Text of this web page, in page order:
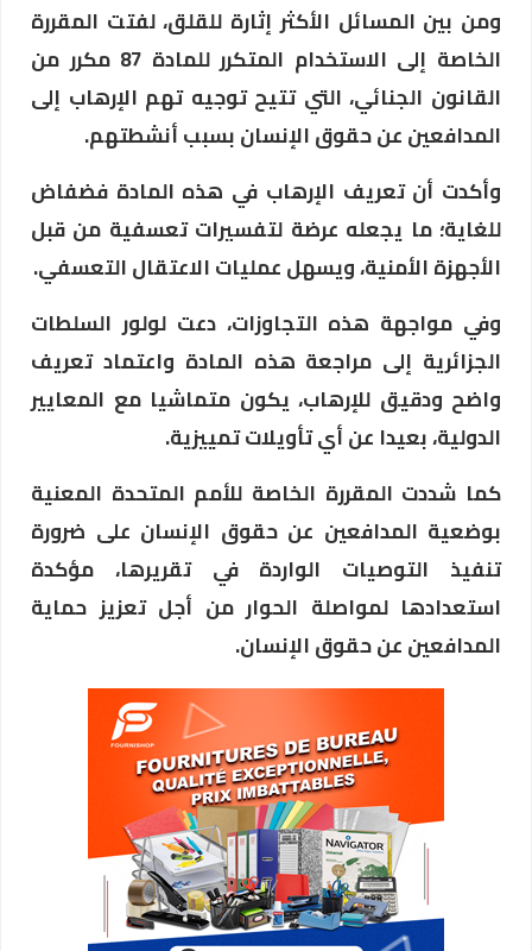
ومن بين المسائل الأكثر إثارة للقلق، لفتت المقررة
الخاصة إلى الاستخدام المتكرر للمادة 87 مكرر من
القانون الجنائي، التي تتيح توجيه تهم الإرهاب إلى
المدافعين عن حقوق الإنسان بسبب أنشطتهم.
وأكدت أن تعريف الإرهاب في هذه المادة فضفاض
للغاية؛ ما يجعله عرضة لتفسيرات تعسفية من قبل
الأجهزة الأمنية، ويسهل عمليات الاعتقال التعسفي.
وفي مواجهة هذه التجاوزات، دعت لولور السلطات
الجزائرية إلى مراجعة هذه المادة واعتماد تعريف
واضح ودقيق للإرهاب، يكون متماشيا مع المعايير
الدولية، بعيدا عن أي تأويلات تمييزية.
كما شددت المقررة الخاصة للأمم المتحدة المعنية
بوضعية المدافعين عن حقوق الإنسان على ضرورة
تنفيذ التوصيات الواردة في تقريرها، مؤكدة
استعدادها لمواصلة الحوار من أجل تعزيز حماية
المدافعين عن حقوق الإنسان.